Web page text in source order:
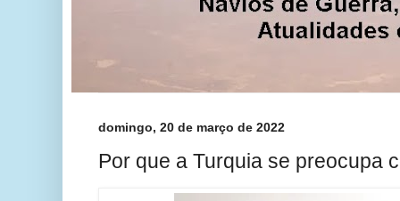
domingo, 20 de março de 2022
Por que a Turquia se preocupa